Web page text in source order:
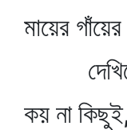
মায়ের
দেখিয়ে
কয় না